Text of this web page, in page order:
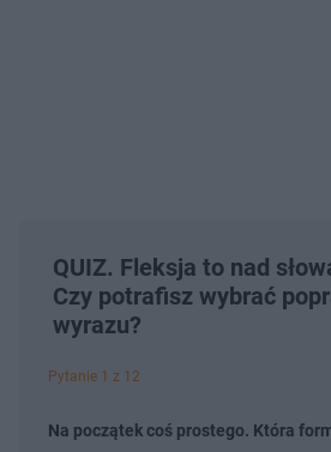
QUIZ. Fleksja to nad
Czy potrafisz wybrać
wyrazu?
Pytanie 1 z 12
Na początek coś prostego. Która